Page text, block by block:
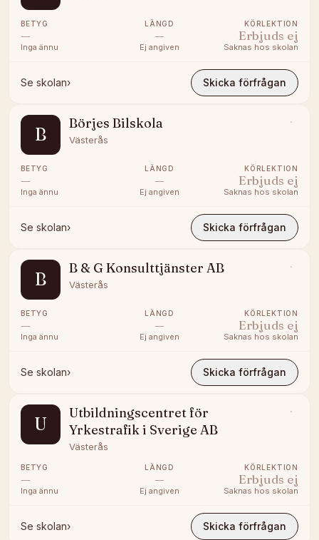
BETYG
—
Inga ännu
LÄNGD
—
Ej angiven
KÖRLEKTION
Erbjuds ej
Saknas hos skolan
Se skolan› Skicka förfrågan
B
Börjes Bilskola
Västerås
BETYG
—
Inga ännu
LÄNGD
—
Ej angiven
KÖRLEKTION
Erbjuds ej
Saknas hos skolan
Se skolan› Skicka förfrågan
B
B & G Konsulttjänster AB
Västerås
BETYG
—
Inga ännu
LÄNGD
—
Ej angiven
KÖRLEKTION
Erbjuds ej
Saknas hos skolan
Se skolan› Skicka förfrågan
U
Utbildningscentret för
Yrkestrafik i Sverige AB
Västerås
BETYG
—
Inga ännu
LÄNGD
—
Ej angiven
KÖRLEKTION
Erbjuds ej
Saknas hos skolan
Se skolan› Skicka förfrågan